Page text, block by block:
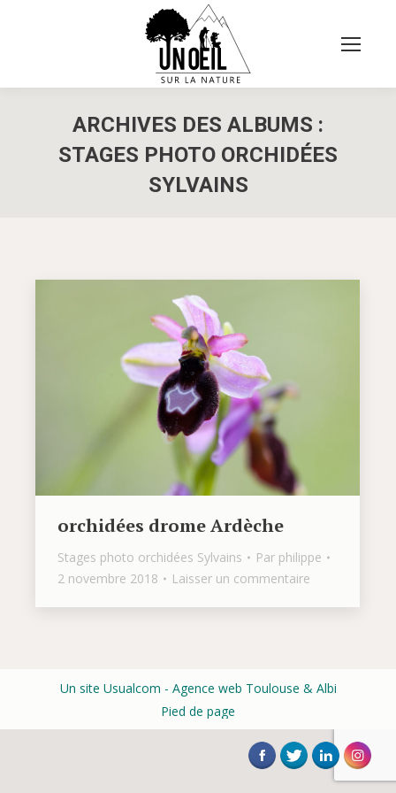
ARCHIVES DES ALBUMS :
STAGES PHOTO ORCHIDÉES
SYLVAINS
orchidées drome Ardèche
Stages photo orchidées Sylvains Par philippe
2 novembre 2018
Laisser un commentaire
Un site Usualcom - Agence web Toulouse & Albi
Pied de page